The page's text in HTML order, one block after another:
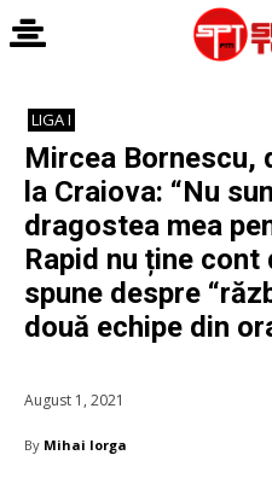
LIGA I
Mircea Bornescu,
la Craiova: “Nu
dragostea mea
Rapid nu ține cont
spune despre
două echipe din
August 1, 2021
By Mihai Iorga